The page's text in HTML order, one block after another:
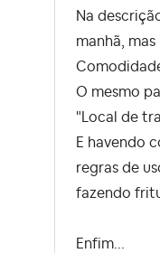
Na
manhã,
O mesmo
"Local de
E havendo
regras de
fazendo
Enfim...